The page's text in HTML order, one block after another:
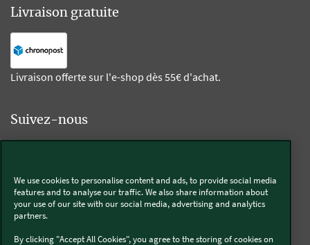
Livraison gratuite
Livraison offerte sur l'e-shop dès 55€ d'achat.
Suivez-nous
Thermomix®
We use cookies to personalise content and ads, to provide social media
features and to analyse our traffic. We also share information about
your use of our site with our social media, advertising and analytics
partners.
By clicking "Accept All Cookies", you agree to the storing of cookies on